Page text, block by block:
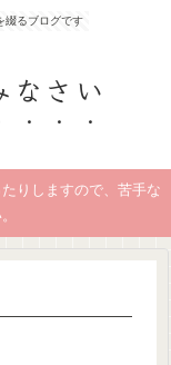
綴るブログです
なさい
りしますので、苦手な